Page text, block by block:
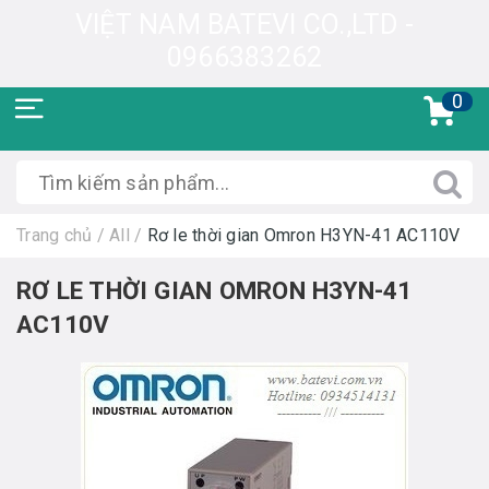
0
Trang chủ / All / Rơ le thời gian Omron H3YN-41 AC110V
RƠ LE THỜI GIAN OMRON H3YN-41
AC110V